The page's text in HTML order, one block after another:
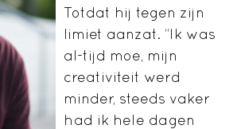
Totdat hij tegen zijn
limiet aanzat. “Ik was
al-tijd moe, mijn
creativiteit werd
minder, steeds vaker
had ik hele dagen